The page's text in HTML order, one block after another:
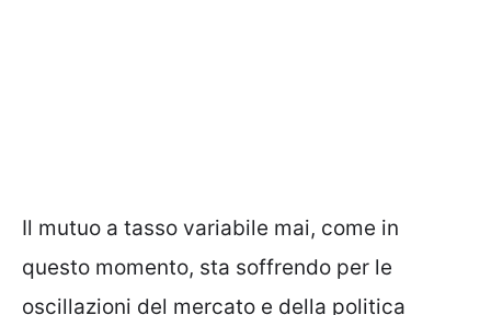
Il mutuo a tasso variabile mai, come in
questo momento, sta soffrendo per le
oscillazioni del mercato e della politica